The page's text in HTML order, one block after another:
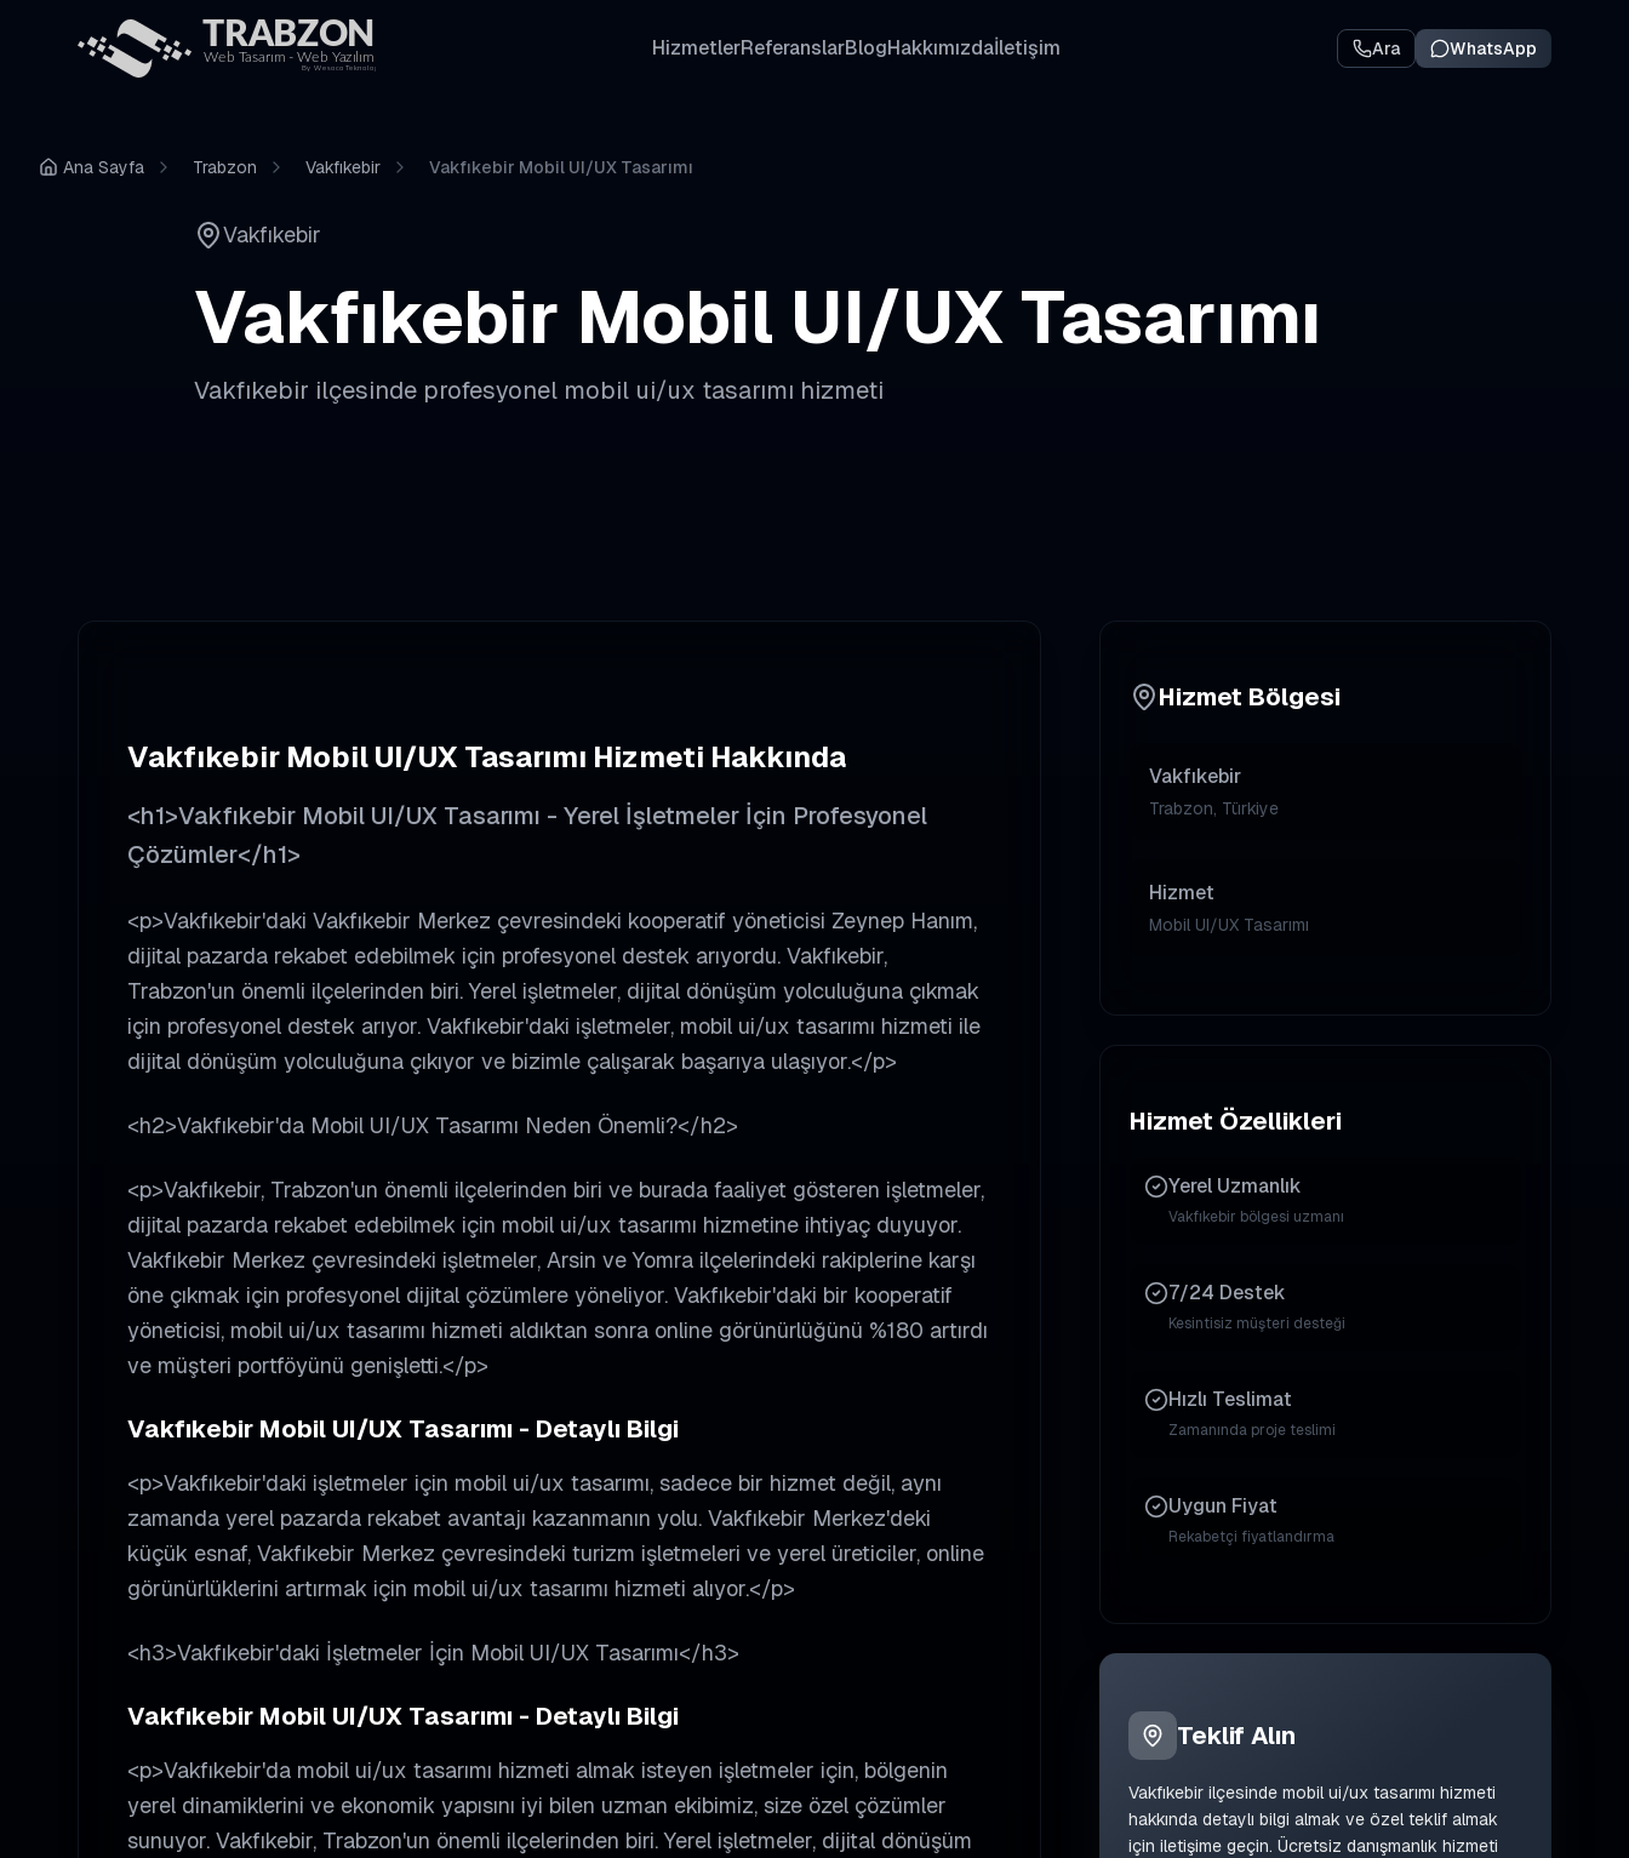
HizmetlerReferanslarBlogHakkımızdaİletişim Ara WhatsApp
Ana Sayfa Trabzon Vakfıkebir Vakfıkebir Mobil UI/UX Tasarımı
Vakfıkebir
Vakfıkebir Mobil UI/UX Tasarımı
Vakfıkebir ilçesinde profesyonel mobil ui/ux tasarımı hizmeti
Vakfıkebir Mobil UI/UX Tasarımı Hizmeti Hakkında
<h1>Vakfıkebir Mobil UI/UX Tasarımı - Yerel İşletmeler İçin Profesyonel
Çözümler</h1>
<p>Vakfıkebir'daki Vakfıkebir Merkez çevresindeki kooperatif yöneticisi Zeynep Hanım,
dijital pazarda rekabet edebilmek için profesyonel destek arıyordu. Vakfıkebir,
Trabzon'un önemli ilçelerinden biri. Yerel işletmeler, dijital dönüşüm yolculuğuna çıkmak
için profesyonel destek arıyor. Vakfıkebir'daki işletmeler, mobil ui/ux tasarımı hizmeti ile
dijital dönüşüm yolculuğuna çıkıyor ve bizimle çalışarak başarıya ulaşıyor.</p>
<h2>Vakfıkebir'da Mobil UI/UX Tasarımı Neden Önemli?</h2>
<p>Vakfıkebir, Trabzon'un önemli ilçelerinden biri ve burada faaliyet gösteren işletmeler,
dijital pazarda rekabet edebilmek için mobil ui/ux tasarımı hizmetine ihtiyaç duyuyor.
Vakfıkebir Merkez çevresindeki işletmeler, Arsin ve Yomra ilçelerindeki rakiplerine karşı
öne çıkmak için profesyonel dijital çözümlere yöneliyor. Vakfıkebir'daki bir kooperatif
yöneticisi, mobil ui/ux tasarımı hizmeti aldıktan sonra online görünürlüğünü %180 artırdı
ve müşteri portföyünü genişletti.</p>
Vakfıkebir Mobil UI/UX Tasarımı - Detaylı Bilgi
<p>Vakfıkebir'daki işletmeler için mobil ui/ux tasarımı, sadece bir hizmet değil, aynı
zamanda yerel pazarda rekabet avantajı kazanmanın yolu. Vakfıkebir Merkez'deki
küçük esnaf, Vakfıkebir Merkez çevresindeki turizm işletmeleri ve yerel üreticiler, online
görünürlüklerini artırmak için mobil ui/ux tasarımı hizmeti alıyor.</p>
<h3>Vakfıkebir'daki İşletmeler İçin Mobil UI/UX Tasarımı</h3>
Vakfıkebir Mobil UI/UX Tasarımı - Detaylı Bilgi
<p>Vakfıkebir'da mobil ui/ux tasarımı hizmeti almak isteyen işletmeler için, bölgenin
yerel dinamiklerini ve ekonomik yapısını iyi bilen uzman ekibimiz, size özel çözümler
sunuyor. Vakfıkebir, Trabzon'un önemli ilçelerinden biri. Yerel işletmeler, dijital dönüşüm
Hizmet Bölgesi
Vakfıkebir
Trabzon, Türkiye
Hizmet
Mobil UI/UX Tasarımı
Hizmet Özellikleri
Yerel Uzmanlık
Vakfıkebir bölgesi uzmanı
7/24 Destek
Kesintisiz müşteri desteği
Hızlı Teslimat
Zamanında proje teslimi
Uygun Fiyat
Rekabetçi fiyatlandırma
Teklif Alın
Vakfıkebirilçesinde mobil ui/ux tasarımı hizmeti
hakkında detaylı bilgi almak ve özel teklif almak
için iletişime geçin. Ücretsiz danışmanlık hizmeti